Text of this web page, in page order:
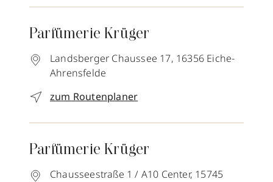
Parfümerie Krüger
Landsberger Chaussee 17, 16356 Eiche-
Ahrensfelde
zum Routenplaner
Parfümerie Krüger
Chausseestraße 1 / A10 Center, 15745